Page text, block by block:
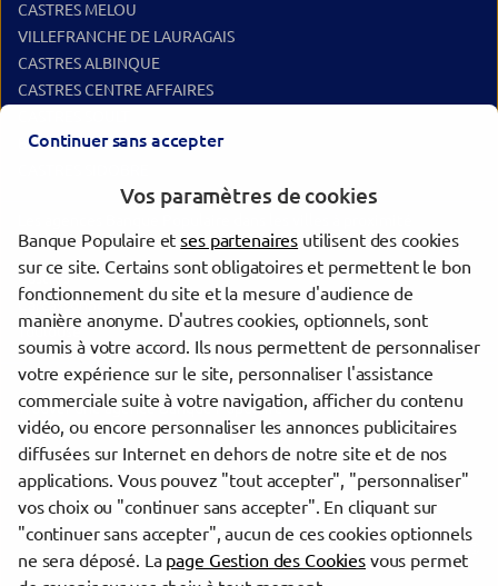
CASTRES MELOU
VILLEFRANCHE DE LAURAGAIS
CASTRES ALBINQUE
CASTRES CENTRE AFFAIRES
BRAM
Castres
Carcassonne
Toulouse
Trouver une agence Banque Populaire
Haute-Garonne
Revel
REVEL
evermaps ©
Continuer sans accepter
Vos paramètres de cookies
Banque Populaire etses partenaires utilisent des cookies
sur ce site. Certains sont obligatoires et permettent le bon
fonctionnement du site et la mesure d'audience de
manière anonyme. D'autres cookies, optionnels, sont
soumis à votre accord. Ils nous permettent de personnaliser
votre expérience sur le site, personnaliser l'assistance
commerciale suite à votre navigation, afficher du contenu
vidéo, ou encore personnaliser les annonces publicitaires
diffusées sur Internet en dehors de notre site et de nos
applications. Vous pouvez "tout accepter", "personnaliser"
vos choix ou "continuer sans accepter". En cliquant sur
"continuer sans accepter", aucun de ces cookies optionnels
ne sera déposé. La page Gestion des Cookiesvous permet